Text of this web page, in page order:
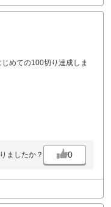
めての100切り達成しま
ーディーも出てご機嫌で
ましたか？ 0